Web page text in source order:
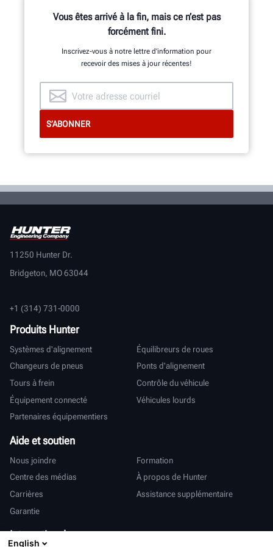
DEMANDER DE L’ASSISTANCE
Vous êtes arrivé à la fin, mais ce n’est pas
forcément fini.
Inscrivez-vous à notre lettre d’information pour
recevoir des mises à jour récentes!
11250 Hunter Dr.
Bridgeton, MO 63044
+1 (314) 731-0000
Produits Hunter
Systèmes d'alignement
Équilibreurs de roues
Changeurs de pneus
Ponts d'alignement
Tours à frein
Contrôle du véhicule
Équipement connecté
Véhicules lourds
Partenaires équipementiers
Aide et soutien
Nous joindre
Formation
Centre des médias
À propos de Hunter
Carrières
Assistance supplémentaire
Garantie
International
English